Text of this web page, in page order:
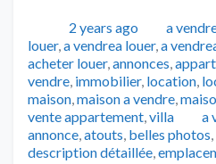
Publié2 years ago a
louer,a vendrea louer,a
acheter louer,annonces,
vendre, immobilier, location,
maison,maison a vendre,
vente appartement,villa a
annonce,atouts, belles photos,
description détaillée,